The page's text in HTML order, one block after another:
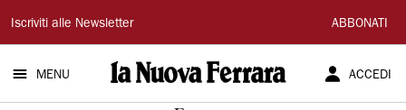
La
Nuova
Ferrara
Iscriviti alle Newsletter ABBONATI
MENU ACCEDI